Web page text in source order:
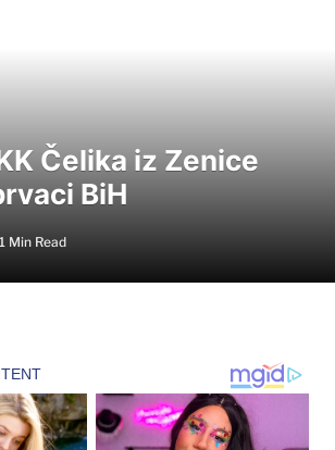
Čelika iz Zenice
BiH
1 Min Read